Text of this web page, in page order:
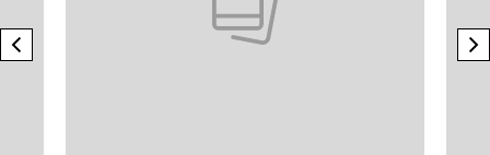
previous element